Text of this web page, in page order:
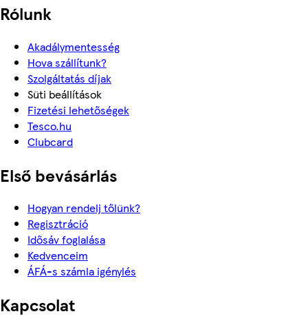
Rólunk
Akadálymentesség
Hova szállítunk?
Szolgáltatás díjak
Süti beállítások
Fizetési lehetőségek
Tesco.hu
Clubcard
Első bevásárlás
Hogyan rendelj tőlünk?
Regisztráció
Idősáv foglalása
Kedvenceim
ÁFÁ-s számla igénylés
Kapcsolat